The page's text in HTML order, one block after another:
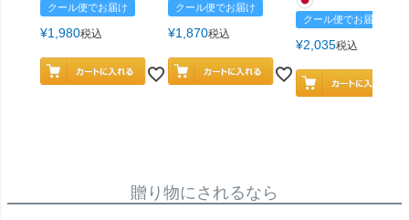
クール便でお届け
¥1,980税込
クール便でお届け
¥1,870税込
クール便でお届け
¥2,035税込
贈り物にされるなら